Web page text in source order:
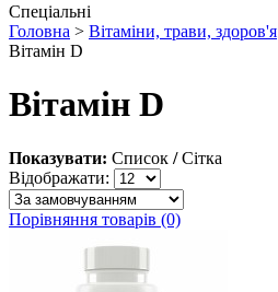
Спеціальні
Головна > Вітаміни, трави, здоров'я
Вітамін D
Вітамін D
Показувати: Список / Сітка
Відображати:
Порівняння товарів (0)